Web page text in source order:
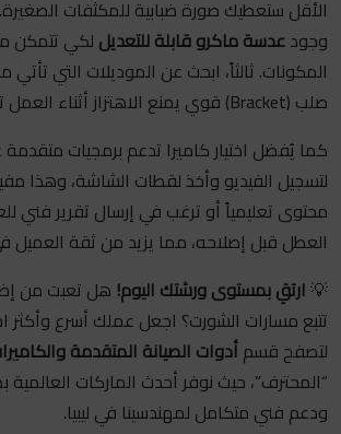
الأقل ستعطيك صورة ضبابية للمكثفات الصغيرة.
وجودعدسة ماكرو قابلة للتعديل لكي تتمكن
المكونات. ثالثاً، ابحث عن الموديلات التي
صلب (Bracket) قوي يمنع الاهتزاز أثناء العمل تحت الميكروسكوب.
كما يُفضل اختيار كاميرا تدعم برمجيات متقدمة
لتسجيل الفيديو وأخذ لقطات الشاشة، وهذا
محتوى تعليمياً أو ترغب في إرسال تقرير فني
العطل قبل إصلاحه، مما يزيد من ثقة العميل
💡ارتقِ بمستوى ورشتك اليوم! هل تعبت من
تتبع مسارات الشورت؟ اجعل عملك أسرع وأكثر
لتصفح قسمأدوات الصيانة المتقدمة
“المحترف”، حيث نوفر أحدث الماركات
ودعم فني متكامل لمهندسينا في ليبيا.